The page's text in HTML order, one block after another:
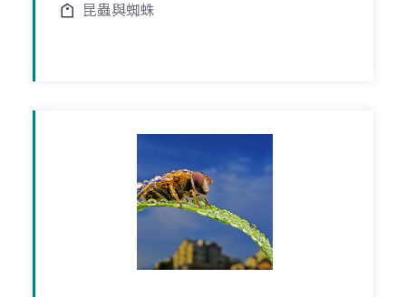
昆蟲與蜘蛛